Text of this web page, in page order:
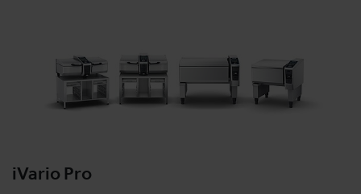
iVario Pro